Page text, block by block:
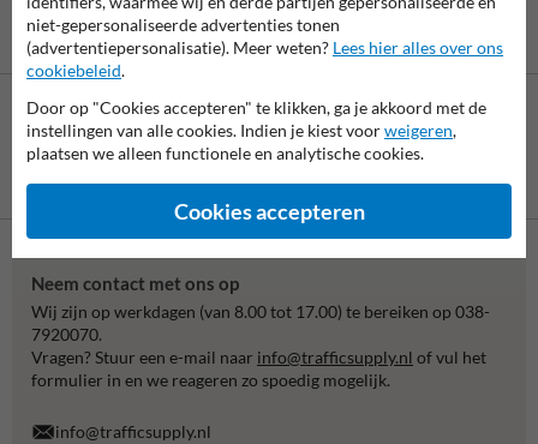
Neem contact met ons op
Wij zijn op werkdagen (van 8.00 tot 17.00) te bereiken op 038-
7920070.
Vragen? Stuur een e-mail naar info@trafficsupply.nl of vul het
formulier in en we reageren zo spoedig mogelijk.
info@trafficsupply.nl
niet-gepersonaliseerde advertenties tonen
(advertentiepersonalisatie). Meer weten? Lees hier alles over ons
cookiebeleid.
Door op "Cookies accepteren" te klikken, ga je akkoord met de
instellingen van alle cookies. Indien je kiest voorweigeren,
plaatsen we alleen functionele en analytische cookies.
Cookies accepteren